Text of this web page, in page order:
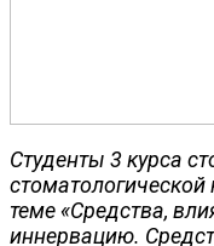
Студенты 3 курса
стоматологической
теме «Средства,
иннервацию.